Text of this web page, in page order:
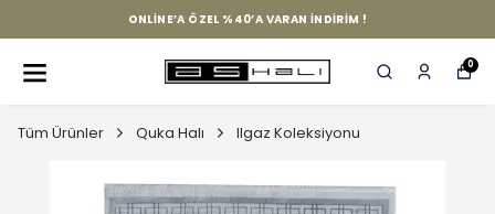
ONLINE’A ÖZEL %40’A VARAN İNDIRIM !
0
Tüm Ürünler Quka Halı Ilgaz Koleksiyonu